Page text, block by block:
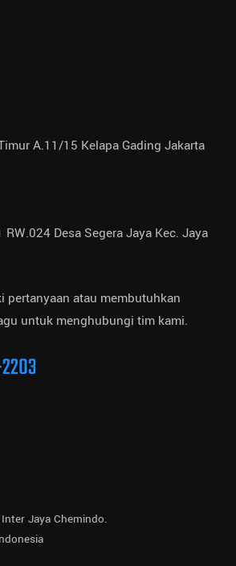
A.11/15 Kelapa Gading Jakarta
RW.024 Desa Segera Jaya Kec. Jaya
pertanyaan atau membutuhkan
untuk menghubungi tim kami.
Jaya Chemindo.